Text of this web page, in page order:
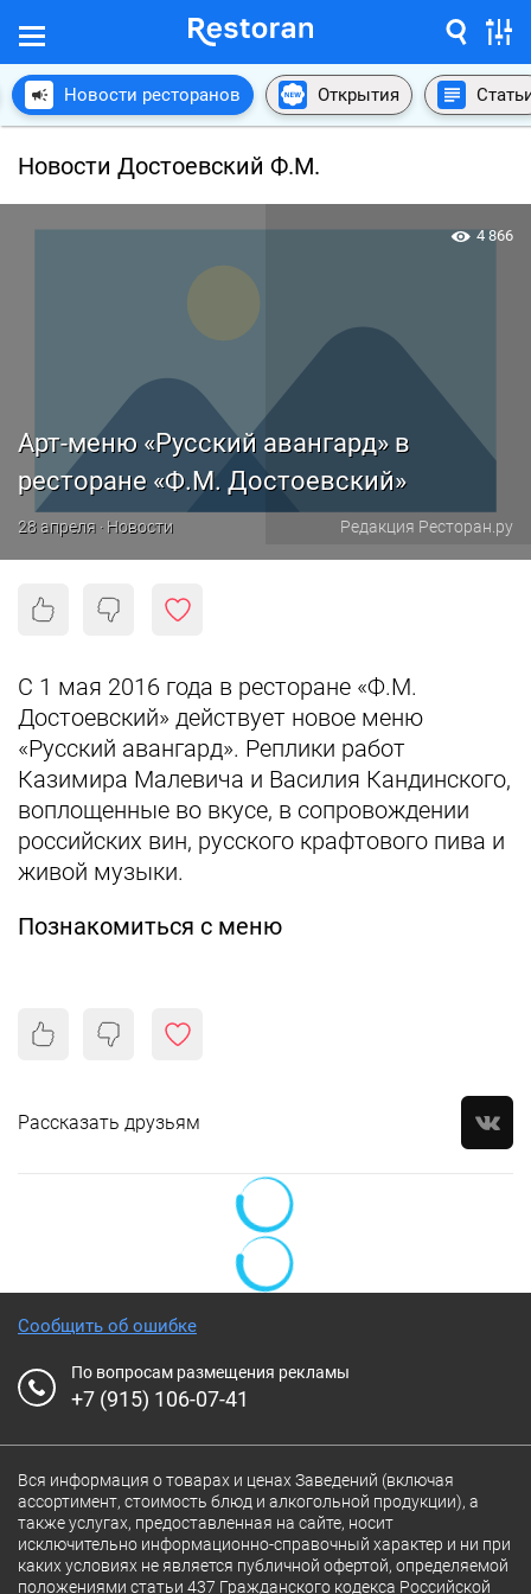
Новости ресторанов Открытия
Новости Достоевский Ф.М.
Арт-меню «Русский авангард» в
ресторане «Ф.М. Достоевский»
28 апреля · Новости Редакция Ресторан.ру
4 866
С 1 мая 2016 года в ресторане «Ф.М.
Достоевский» действует новое меню
«Русский авангард». Реплики работ
Казимира Малевича и Василия Кандинского,
воплощенные во вкусе, в сопровождении
российских вин, русского крафтового пива и
живой музыки.
Познакомиться с меню
Рассказать друзьям
Сообщить об ошибке
По вопросам размещения рекламы
+7 (915) 106-07-41
Вся информация о товарах и ценах Заведений (включая
ассортимент, стоимость блюд и алкогольной продукции), а
также услугах, предоставленная на сайте, носит
исключительно информационно-справочный характер и ни при
каких условиях не является публичной офертой, определяемой
положениями статьи 437 Гражданского кодекса Российской